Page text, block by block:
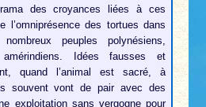
des croyances liées à ces
l’omniprésence des tortues dans
peuples polynésiens,
Idées fausses et
quand l’animal est sacré, à
souvent vont de pair avec des
exploitation sans vergogne pour